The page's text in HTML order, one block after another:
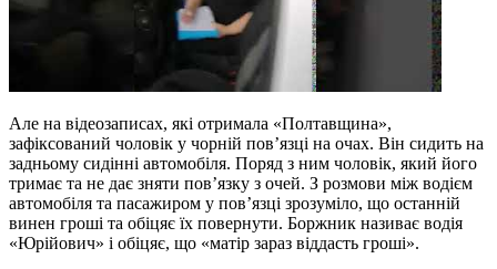
Але на відеозаписах, які отримала «Полтавщина»,
зафіксований чоловік у чорній пов’язці на очах. Він сидить на
задньому сидінні автомобіля. Поряд з ним чоловік, який його
тримає та не дає зняти пов’язку з очей. З розмови між водієм
автомобіля та пасажиром у пов’язці зрозуміло, що останній
винен гроші та обіцяє їх повернути. Боржник називає водія
«Юрійович» і обіцяє, що «матір зараз віддасть гроші».